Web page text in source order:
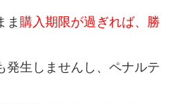
ま 購入期限が過ぎれば、勝
発生しませんし、ペナルテ